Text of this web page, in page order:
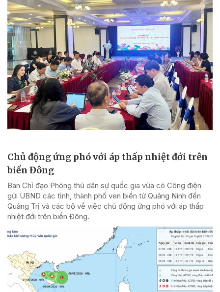
Chủ động ứng phó với áp thấp nhiệt đới trên
biển Đông
Ban Chỉ đạo Phòng thủ dân sự quốc gia vừa có Công điện
gửi UBND các tỉnh, thành phố ven biển từ Quảng Ninh đến
Quảng Trị và các bộ về việc chủ động ứng phó với áp thấp
nhiệt đới trên biển Đông.